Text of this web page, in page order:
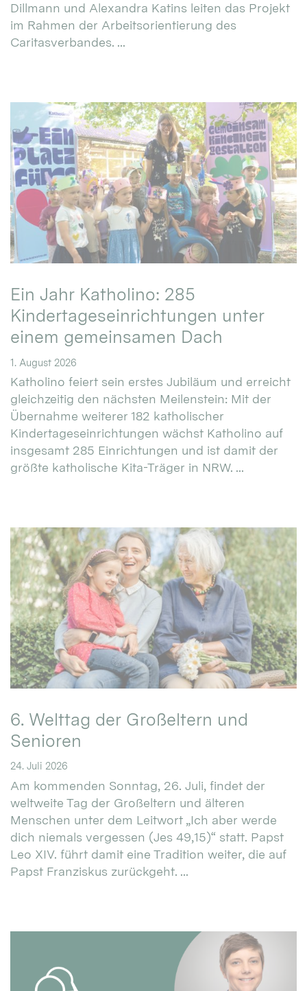
Dillmann und Alexandra Katins leiten das Projekt
im Rahmen der Arbeitsorientierung des
Caritasverbandes. ...
Ein Jahr Katholino: 285
Kindertageseinrichtungen unter
einem gemeinsamen Dach
1. August 2026
Katholino feiert sein erstes Jubiläum und erreicht
gleichzeitig den nächsten Meilenstein: Mit der
Übernahme weiterer 182 katholischer
Kindertageseinrichtungen wächst Katholino auf
insgesamt 285 Einrichtungen und ist damit der
größte katholische Kita-Träger in NRW. ...
6. Welttag der Großeltern und
Senioren
24. Juli 2026
Am kommenden Sonntag, 26. Juli, findet der
weltweite Tag der Großeltern und älteren
Menschen unter dem Leitwort „Ich aber werde
dich niemals vergessen (Jes 49,15)“ statt. Papst
Leo XIV. führt damit eine Tradition weiter, die auf
Papst Franziskus zurückgeht. ...